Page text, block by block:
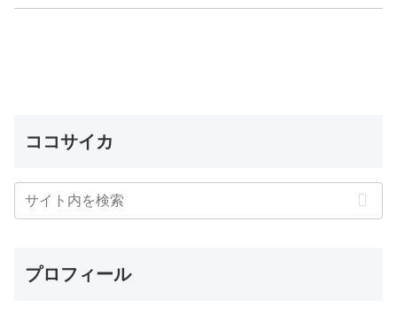
ココサイカ
プロフィール